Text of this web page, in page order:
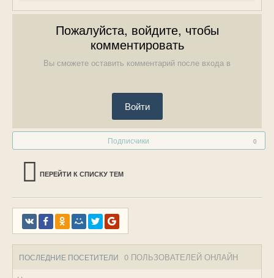
Пожалуйста, войдите, чтобы
комментировать
Вы сможете оставить комментарий после входа в
Войти
Подписчики 0
ПЕРЕЙТИ К СПИСКУ ТЕМ
ПОСЛЕДНИЕ ПОСЕТИТЕЛИ 0 ПОЛЬЗОВАТЕЛЕЙ ОНЛАЙН